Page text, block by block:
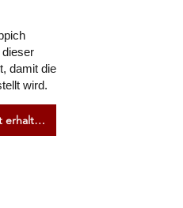
damit die
wird.
Kostenloses Angebot erhalten